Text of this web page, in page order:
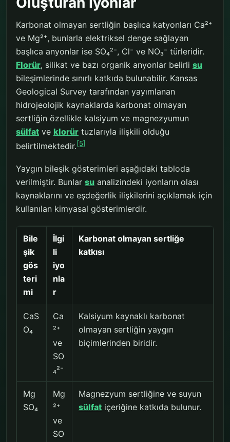
Karbonat olmayan sertliğin başlıca katyonları Ca²⁺
ve Mg²⁺, bunlarla elektriksel denge sağlayan
başlıca anyonlar ise SO₄²⁻, Cl⁻ ve NO₃⁻ türleridir.
Florür, silikat ve bazı organik anyonlar belirli su
bileşimlerinde sınırlı katkıda bulunabilir. Kansas
Geological Survey tarafından yayımlanan
hidrojeolojik kaynaklarda karbonat olmayan
sertliğin özellikle kalsiyum ve magnezyumun
sülfat ve klorür tuzlarıyla ilişkili olduğu
belirtilmektedir.[5]
Yaygın bileşik gösterimleri aşağıdaki tabloda
verilmiştir. Bunlar su analizindeki iyonların olası
kaynaklarını ve eşdeğerlik ilişkilerini açıklamak için
kullanılan kimyasal gösterimlerdir.
Bile
şik
gös
teri
mi
İlgi
li
iyo
nla
r
Karbonat olmayan sertliğe
katkısı
CaS
O₄
Ca
²⁺
ve
SO
₄²⁻
Kalsiyum kaynaklı karbonat
olmayan sertliğin yaygın
biçimlerinden biridir.
Mg
SO₄
Mg
²⁺
ve
SO
Magnezyum sertliğine ve suyun
sülfat içeriğine katkıda bulunur.